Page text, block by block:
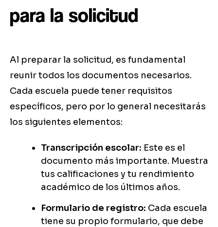
para la solicitud
Al preparar la solicitud, es fundamental
reunir todos los documentos necesarios.
Cada escuela puede tener requisitos
específicos, pero por lo general necesitarás
los siguientes elementos:
Transcripción escolar: Este es el
documento más importante. Muestra
tus calificaciones y tu rendimiento
académico de los últimos años.
Formulario de registro: Cada escuela
tiene su propio formulario, que debe